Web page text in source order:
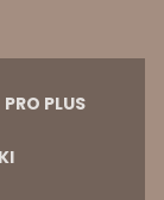
PRO PLUS